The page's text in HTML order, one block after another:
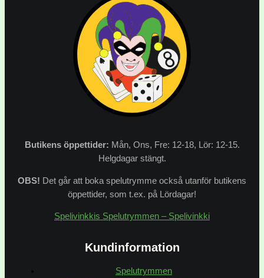
Butikens öppettider: Mån, Ons, Fre: 12-18, Lör: 12-15.
Helgdagar stängt.
OBS! Det går att boka spelutrymme också utanför butikens
öppettider, som t.ex. på Lördagar!
Spelivinkkis Spelutrymmen – Spelivinkki
Kundinformation
Spelutrymmen